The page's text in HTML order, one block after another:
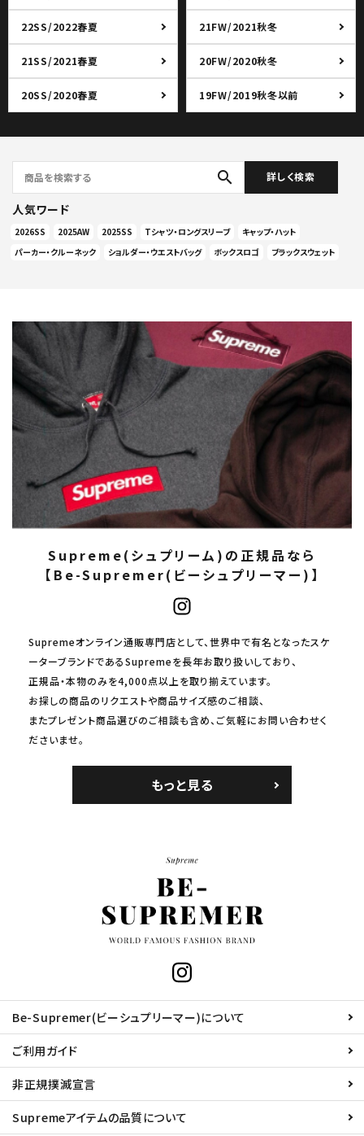
22SS/2022春夏 21FW/2021秋冬
21SS/2021春夏 20FW/2020秋冬
20SS/2020春夏 19FW/2019秋冬以前
search 詳しく検索
人気ワード
2026SS 2025AW 2025SS Tシャツ・ロングスリーブ
キャップ・ハット
パーカー・クルーネック
ショルダー・ウエストバッグ ボックスロゴ ブラックスウェット
Supreme(シュプリーム)の正規品なら
【Be-Supremer(ビーシュプリーマー)】
Supremeオンライン通販専門店として、世界中で有名となったスケ
ーターブランドであるSupremeを長年お取り扱いしており、
正規品・本物のみを4,000点以上を取り揃えています。
お探しの商品のリクエストや商品サイズ感のご相談、
またプレゼント商品選びのご相談も含め、ご気軽にお問い合わせく
ださいませ。
もっと見る
Be-Supremer(ビーシュプリーマー)について
ご利用ガイド
非正規撲滅宣言
Supremeアイテムの品質について